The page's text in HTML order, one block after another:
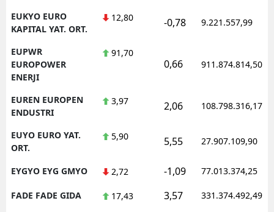
EUKYO EURO
KAPITAL YAT. ORT.
12,80 -0,78 9.221.557,99
EUPWR
EUROPOWER
ENERJI
91,70
0,66 911.874.814,50
EUREN EUROPEN
ENDUSTRI
3,97 2,06 108.798.316,17
EUYO EURO YAT.
ORT.
5,90 5,55 27.907.109,90
EYGYO EYG GMYO 2,72 -1,09 77.013.374,25
FADE FADE GIDA 17,43 3,57 331.374.492,49